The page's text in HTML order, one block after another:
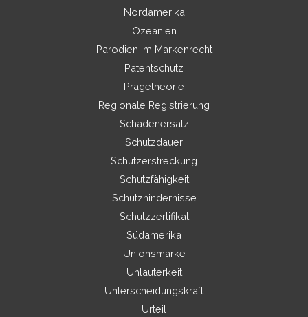
Nordamerika
Ozeanien
Parodien im Markenrecht
Patentschutz
Prägetheorie
Regionale Registrierung
Schadenersatz
Schutzdauer
Schutzerstreckung
Schutzfähigkeit
Schutzhindernisse
Schutzzertifikat
Südamerika
Unionsmarke
Unlauterkeit
Unterscheidungskraft
Urteil